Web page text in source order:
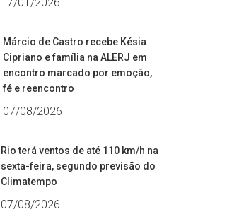
Márcio de Castro recebe Késia
Cipriano e família na ALERJ em
encontro marcado por emoção,
fé e reencontro
07/08/2026
Rio terá ventos de até 110 km/h na
sexta-feira, segundo previsão do
Climatempo
07/08/2026